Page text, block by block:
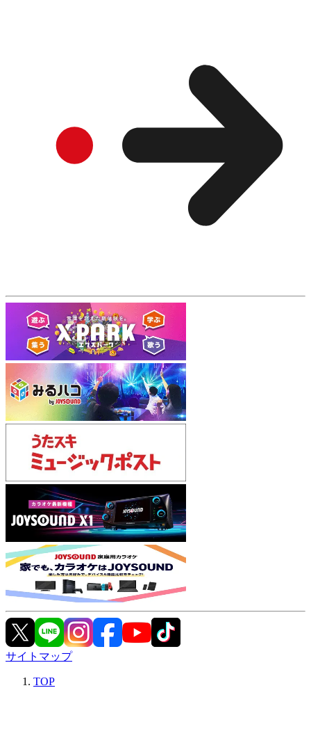
サイトマップ
TOP